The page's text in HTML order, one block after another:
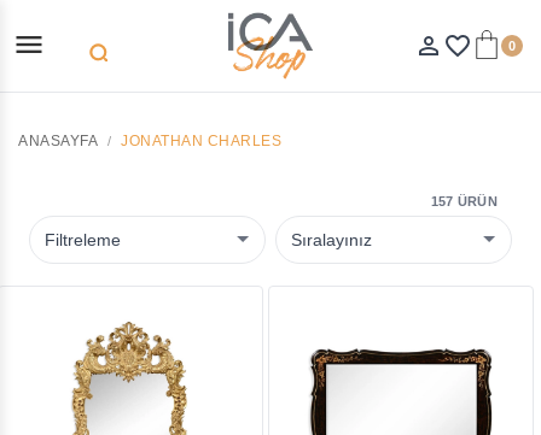
menu search person_outline favorite_border 0
ANASAYFA JONATHAN CHARLES
Filtreleme
157 ÜRÜN